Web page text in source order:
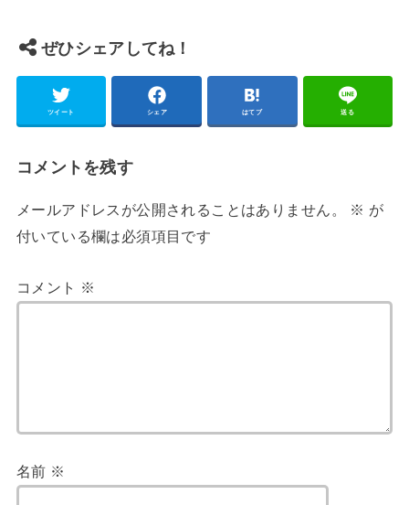
ぜひシェアしてね！
ツイート シェア はてブ 送る
コメントを残す
メールアドレスが公開されることはありません。 ※ が
付いている欄は必須項目です
コメント ※
名前 ※